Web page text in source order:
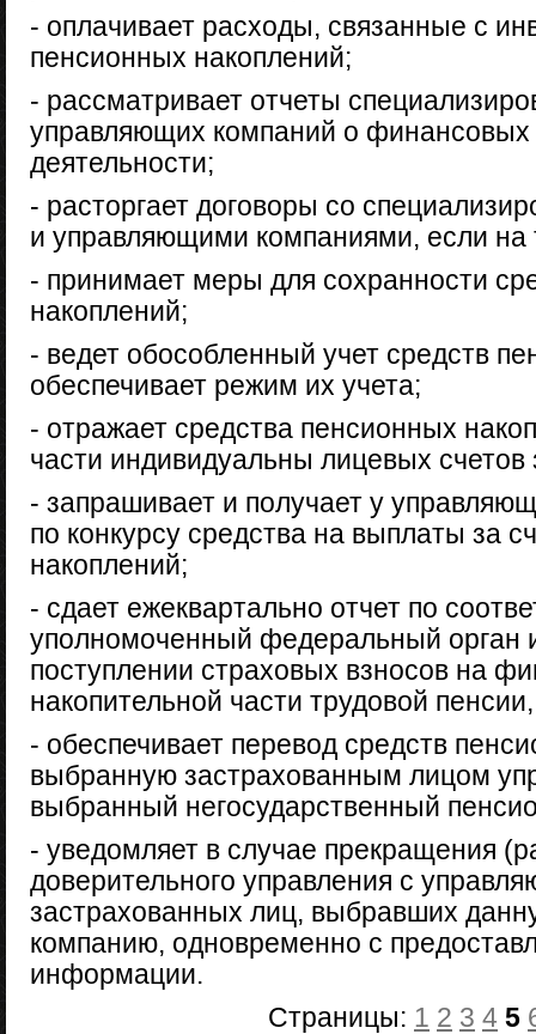
- оплачивает расходы, связанные с
пенсионных накоплений;
- рассматривает отчеты
управляющих компаний о финансовых
деятельности;
- расторгает договоры со
и управляющими компаниями, если на
- принимает меры для сохранности
накоплений;
- ведет обособленный учет средств
обеспечивает режим их учета;
- отражает средства пенсионных
части индивидуальны лицевых
- запрашивает и получает у
по конкурсу средства на выплаты за
накоплений;
- сдает ежеквартально отчет по
уполномоченный федеральный орган
поступлении страховых взносов на
накопительной части трудовой пенсии,
- обеспечивает перевод средств
выбранную застрахованным лицом
выбранный негосударственный
- уведомляет в случае прекращения
доверительного управления с
застрахованных лиц, выбравших
компанию, одновременно с
информации.
Страницы: 1 2 3 4 5